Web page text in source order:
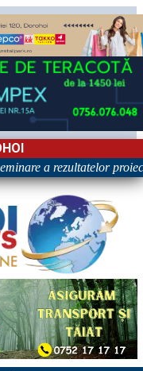
a rezultatelor